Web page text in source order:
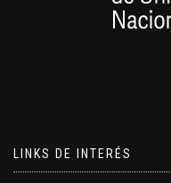
LINKS DE INTERÉS